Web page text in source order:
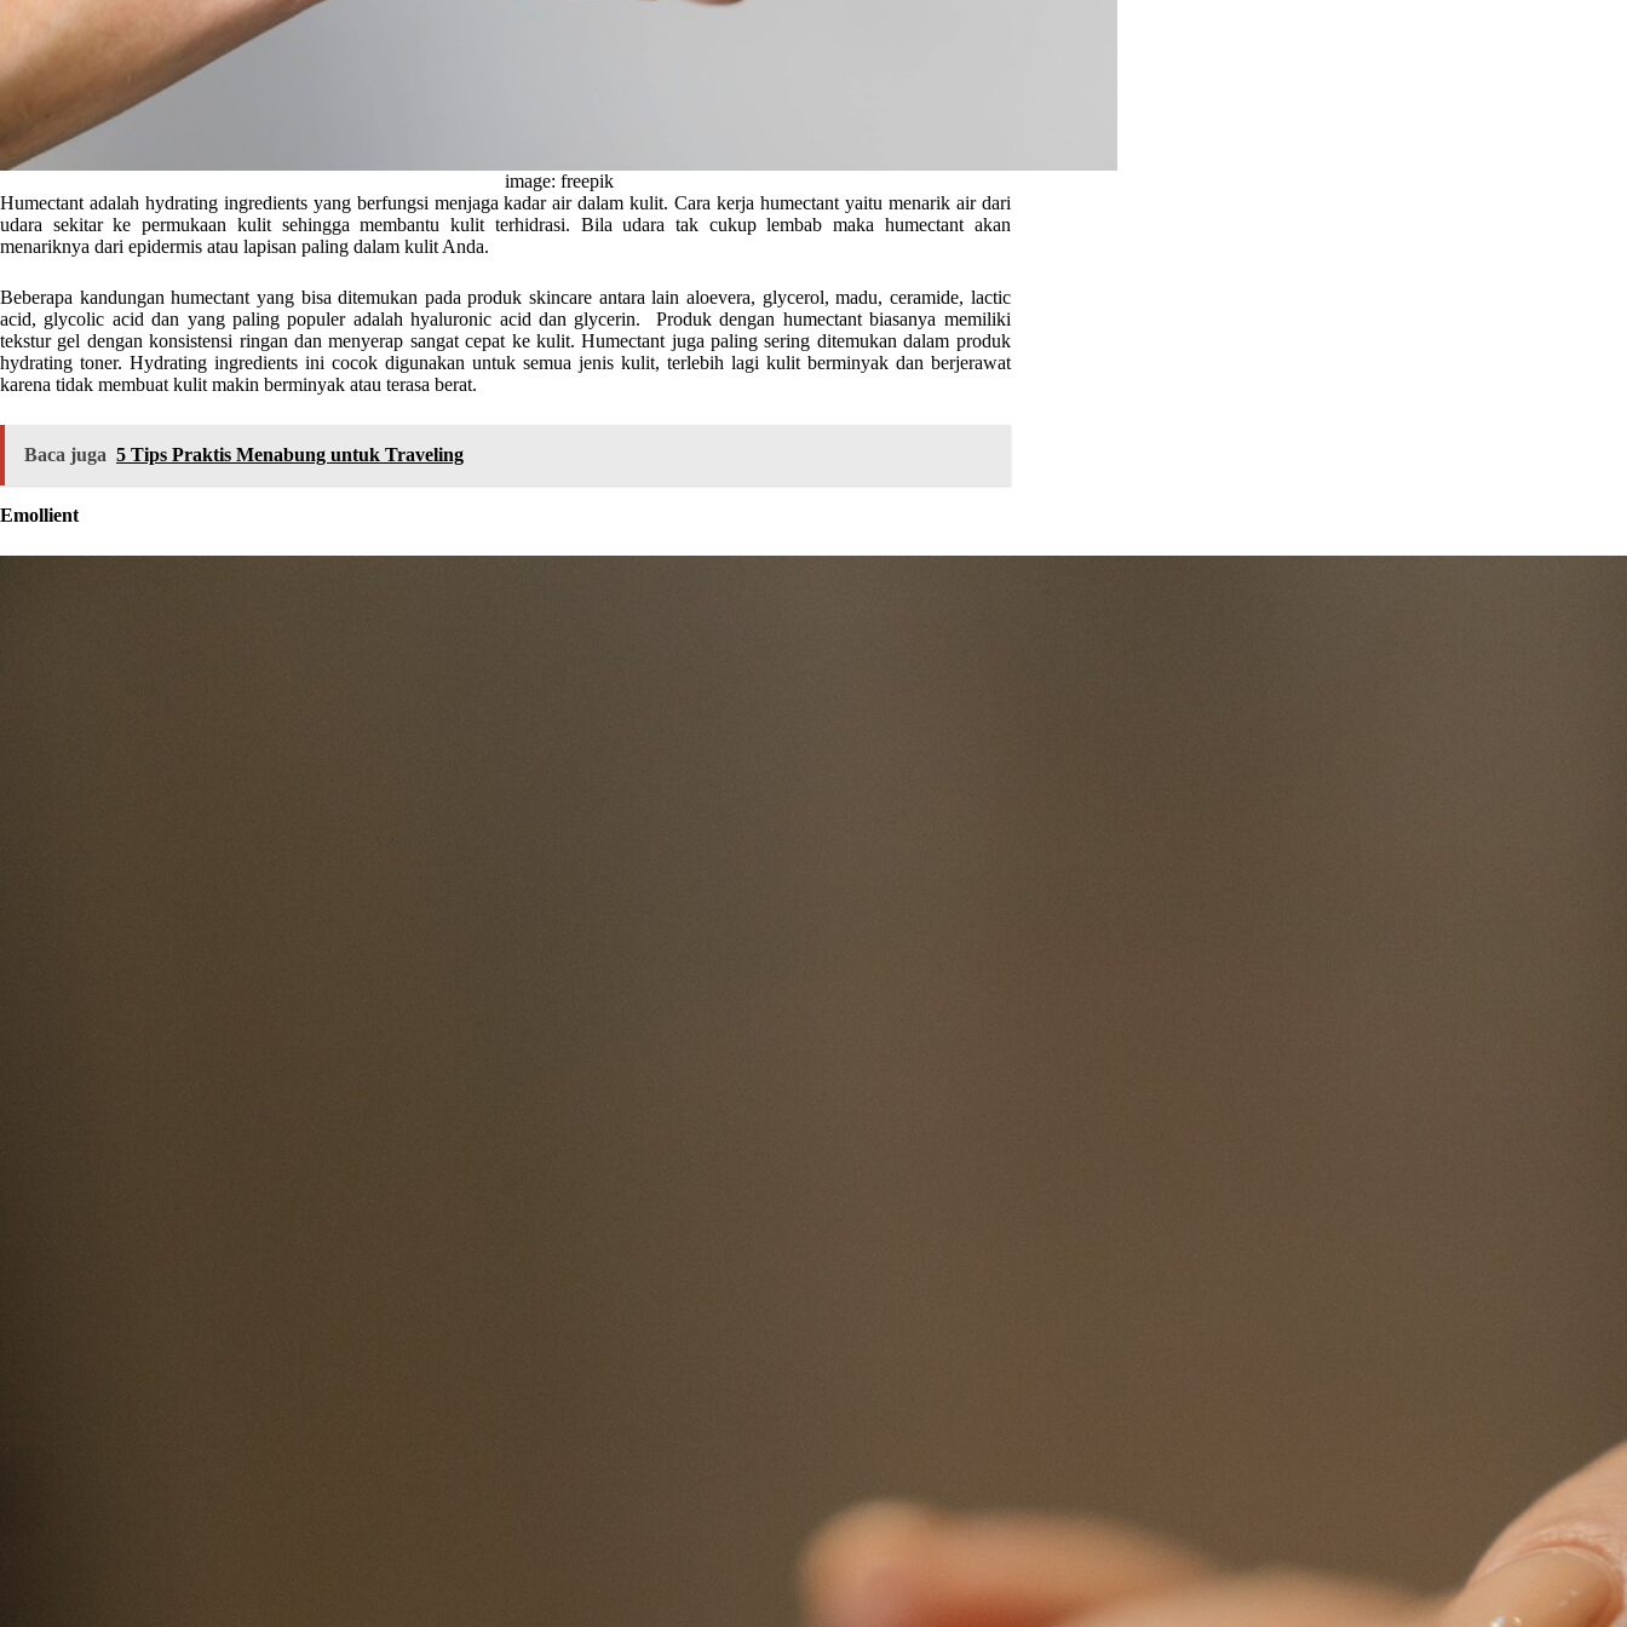
image: freepik
Humectant adalah hydrating ingredients yang berfungsi menjaga kadar air dalam kulit. Cara kerja humectant yaitu menarik air dari
udara sekitar ke permukaan kulit sehingga membantu kulit terhidrasi. Bila udara tak cukup lembab maka humectant akan
menariknya dari epidermis atau lapisan paling dalam kulit Anda.
Beberapa kandungan humectant yang bisa ditemukan pada produk skincare antara lain aloevera, glycerol, madu, ceramide, lactic
acid, glycolic acid dan yang paling populer adalah hyaluronic acid dan glycerin. Produk dengan humectant biasanya memiliki
tekstur gel dengan konsistensi ringan dan menyerap sangat cepat ke kulit. Humectant juga paling sering ditemukan dalam produk
hydrating toner. Hydrating ingredients ini cocok digunakan untuk semua jenis kulit, terlebih lagi kulit berminyak dan berjerawat
karena tidak membuat kulit makin berminyak atau terasa berat.
Baca juga 5 Tips Praktis Menabung untuk Traveling
Emollient